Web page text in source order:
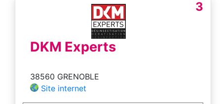
3
DKM Experts
38560 GRENOBLE
Site internet